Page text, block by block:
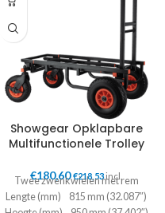
Showgear Opklapbare
Multifunctionele Trolley
€180,60 €218,53 incl.
Twee zwenkwielen met rem
Lengte (mm) 815 mm (32.087″)